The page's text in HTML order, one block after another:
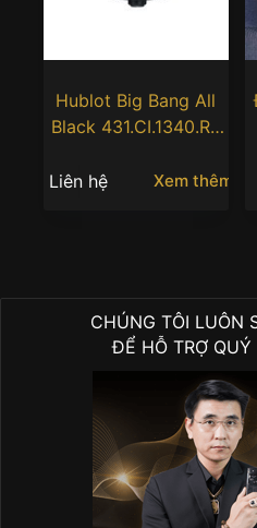
Hublot Big Bang All
Black 431.CI.1340.RX
Anniversary
Liên hệ Xem thêm
CHÚNG TÔI LUÔN
ĐỂ HỖ TRỢ QUÝ